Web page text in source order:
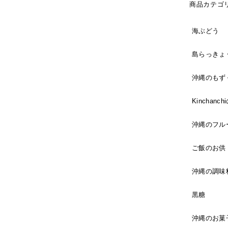
商品カテゴ
海ぶどう
島らっきょ
沖縄のもず
Kinchanchi
沖縄のフル
ご飯のお供
沖縄の調味
黒糖
沖縄のお菓